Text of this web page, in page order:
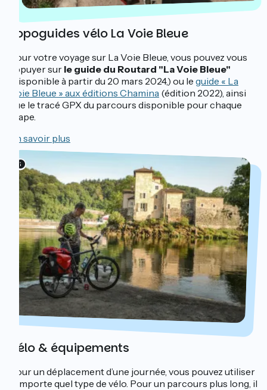
Topoguides vélo La Voie Bleue
Pour votre voyage sur La Voie Bleue, vous pouvez vous
appuyer sur le guide du Routard "La Voie Bleue"
(disponible à partir du 20 mars 2024,) ou le guide « La
Voie Bleue » aux éditions Chamina (édition 2022), ainsi
que le tracé GPX du parcours disponible pour chaque
étape.
En savoir plus
Vélo & équipements
Pour un déplacement d’une journée, vous pouvez utiliser
n’importe quel type de vélo. Pour un parcours plus long, il